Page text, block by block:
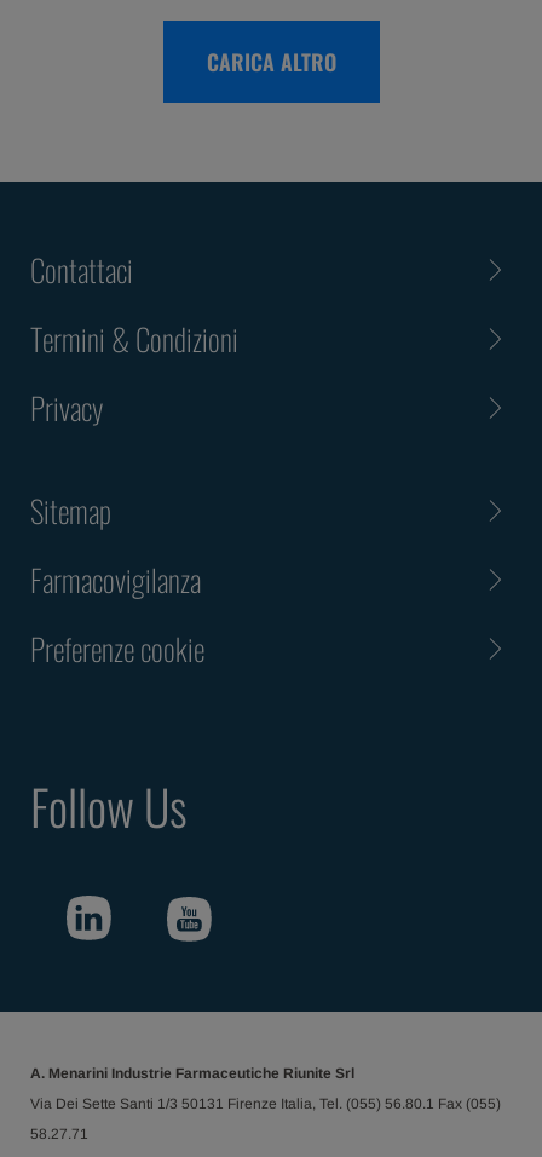
CARICA ALTRO
Contattaci
Termini & Condizioni
Privacy
Sitemap
Farmacovigilanza
Preferenze cookie
Follow Us
A. Menarini Industrie Farmaceutiche Riunite Srl
Via Dei Sette Santi 1/3 50131 Firenze Italia, Tel. (055) 56.80.1 Fax (055)
58.27.71